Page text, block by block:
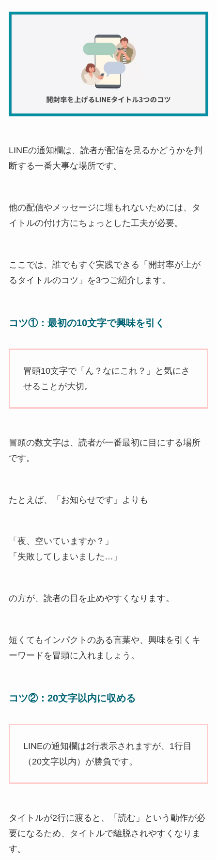
LINEの通知欄は、読者が配信を見るかどうかを判
断する一番大事な場所です。
他の配信やメッセージに埋もれないためには、タ
イトルの付け方にちょっとした工夫が必要。
ここでは、誰でもすぐ実践できる「開封率が上が
るタイトルのコツ」を3つご紹介します。
コツ①：最初の10文字で興味を引く
冒頭10文字で「ん？なにこれ？」と気にさ
せることが大切。
冒頭の数文字は、読者が一番最初に目にする場所
です。
たとえば、「お知らせです」よりも
「夜、空いていますか？」
「失敗してしまいました…」
の方が、読者の目を止めやすくなります。
短くてもインパクトのある言葉や、興味を引くキ
ーワードを冒頭に入れましょう。
コツ②：20文字以内に収める
LINEの通知欄は2行表示されますが、1行目
（20文字以内）が勝負です。
タイトルが2行に渡ると、「読む」という動作が必
要になるため、タイトルで離脱されやすくなりま
す。